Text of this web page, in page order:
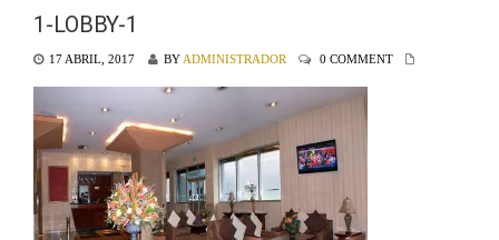
1-LOBBY-1
17 ABRIL, 2017 BY ADMINISTRADOR 0 COMMENT